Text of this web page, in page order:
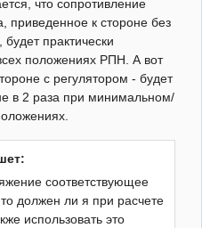
что сопротивление
приведенное к стороне без
практически
положениях РПН. А вот
с регулятором - будет
в 2 раза при минимальном/
соответствующее
должен ли я при расчете
использовать это